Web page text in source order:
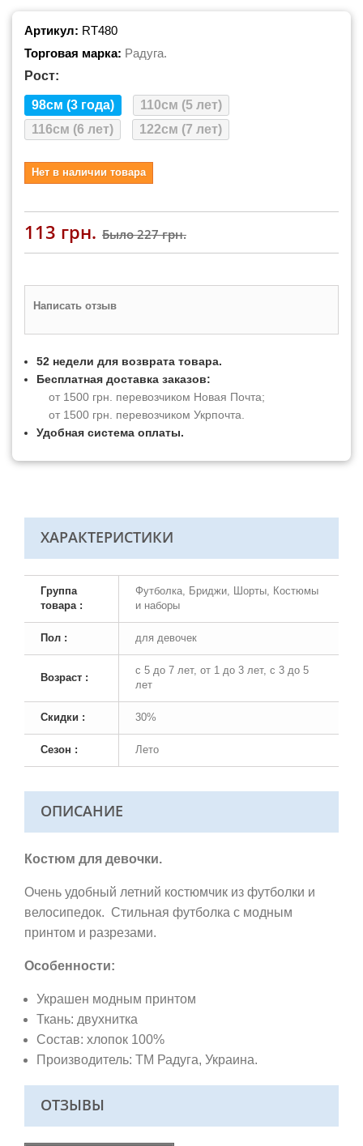
Артикул: RT480
Торговая марка: Радуга.
Рост:
98см (3 года)
110см (5 лет)
116см (6 лет)
122см (7 лет)
Нет в наличии товара
113 грн. Было227 грн.
Написать отзыв
52 недели для возврата товара.
Бесплатная доставка заказов:
от 1500 грн. перевозчиком Новая Почта;
от 1500 грн. перевозчиком Укрпочта.
Удобная система оплаты.
ХАРАКТЕРИСТИКИ
Группа
товара :
Футболка, Бриджи, Шорты, Костюмы
и наборы
Пол : для девочек
Возраст :
с 5 до 7 лет, от 1 до 3 лет, с 3 до 5
лет
Скидки : 30%
Сезон : Лето
ОПИСАНИЕ
Костюм для девочки.
Очень удобный летний костюмчик из футболки и
велосипедок. Стильная футболка с модным
принтом и разрезами.
Особенности:
Украшен модным принтом
Ткань: двухнитка
Состав: хлопок 100%
Производитель: ТМ Радуга, Украина.
ОТЗЫВЫ